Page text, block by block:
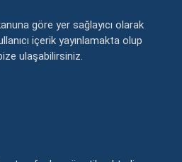
göre yer sağlayıcı olarak
içerik yayınlamakta olup
ulaşabilirsiniz.